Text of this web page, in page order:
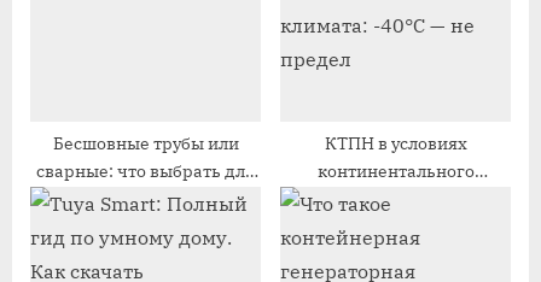
и
с
ь
:
п
и
с
ь
:
Бесшовные трубы или
сварные: что выбрать для
промышленного объекта
КТПН в условиях
континентального
климата: -40°C — не